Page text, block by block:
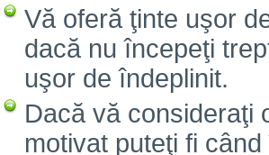
Vă oferă ţinte uşor
dacă nu începeţi
uşor de îndeplinit.
Dacă vă consideraţi
motivat puteţi fi